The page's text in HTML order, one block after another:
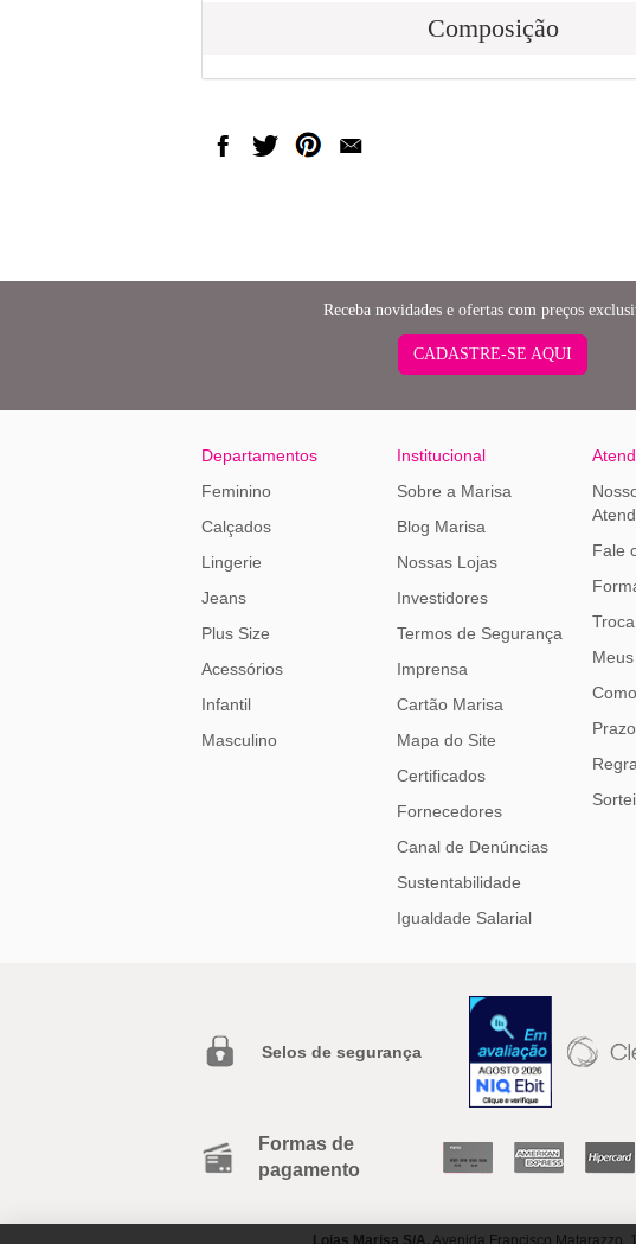
Composição
Receba novidades e ofertas com preços
CADASTRE-SE AQUI
Departamentos
Feminino
Calçados
Lingerie
Jeans
Plus Size
Acessórios
Infantil
Masculino
Institucional
Sobre a Marisa
Blog Marisa
Nossas Lojas
Investidores
Termos de Segurança
Imprensa
Cartão Marisa
Mapa do Site
Certificados
Fornecedores
Canal de Denúncias
Sustentabilidade
Igualdade Salarial
Fale
Selos de segurança
Formas de
pagamento
Lojas Marisa S/A. Avenida Francisco Matarazzo,